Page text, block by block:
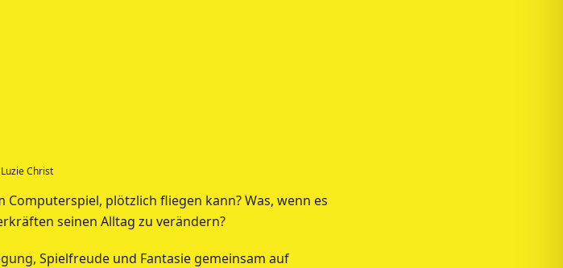
Computerspiel, plötzlich fliegen kann? Was, wenn es
seinen Alltag zu verändern?
Spielfreude und Fantasie gemeinsam auf
Christ